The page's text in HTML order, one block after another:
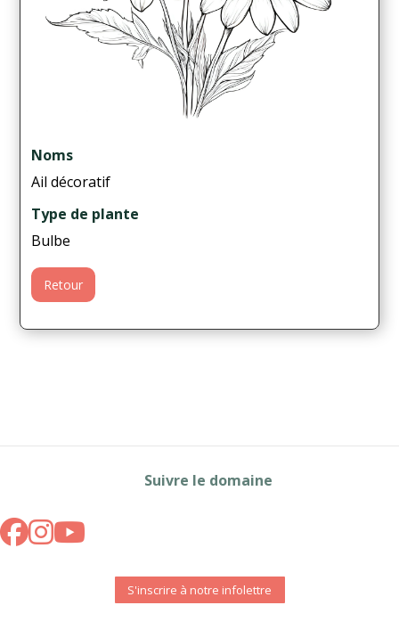
Noms
Ail décoratif
Type de plante
Bulbe
Retour
Suivre le domaine
S'inscrire à notre infolettre